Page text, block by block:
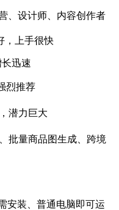
、设计师、内容创作者
，上手很快
长迅速
烈推荐
潜力巨大
批量商品图生成、跨境
安装、普通电脑即可运